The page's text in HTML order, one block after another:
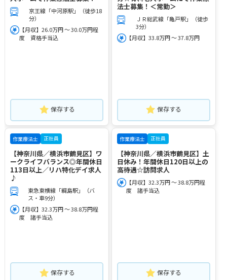
京王線「中河原駅」（徒歩18
分）
【月収】26.0万円 ～ 30.0万円程
度 資格手当込
保存する
法士募集！＜常勤＞
ＪＲ総武線「亀戸駅」（徒歩
3分）
【月収】33.8万円 ～ 37.8万円
保存する
作業療法士 正社員
【神奈川県／横浜市鶴見区】ワ
ークライフバランス◎年間休日
113日以上／リハ特化デイ求人
♪
東急東横線「綱島駅」（バ
ス・車9分）
【月収】32.3万円 ～ 38.8万円程
度 諸手当込
保存する
作業療法士 正社員
【神奈川県／横浜市鶴見区】土
日休み！年間休日120日以上の
高待遇☆訪問求人
【月収】32.3万円 ～ 38.8万円程
度 諸手当込
保存する